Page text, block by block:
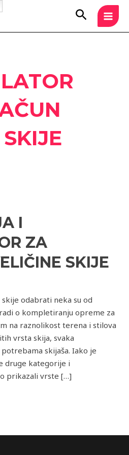
Search
I
ZA
SKIJE
odabrati neka su od
o kompletiranju opreme za
na raznolikost terena i stilova
vrsta skija, svaka
skijaša. Iako je
druge kategorije i
prikazali vrste […]